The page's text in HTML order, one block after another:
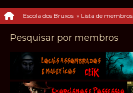
Escola dos Bruxos » Lista de membros
Pesquisar por membros